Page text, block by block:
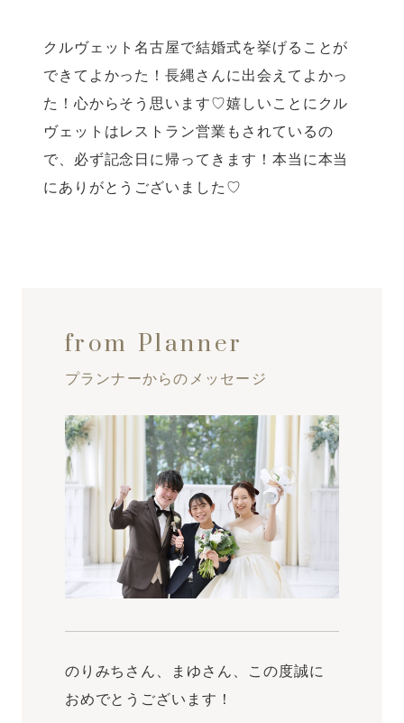
クルヴェット名古屋で結婚式を挙げることが
できてよかった！長縄さんに出会えてよかっ
た！心からそう思います♡嬉しいことにクル
ヴェットはレストラン営業もされているの
で、必ず記念日に帰ってきます！本当に本当
にありがとうございました♡
from Planner
プランナーからのメッセージ
のりみちさん、まゆさん、この度誠に
おめでとうございます！